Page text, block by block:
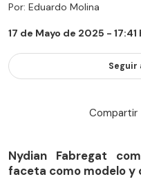
Por: Eduardo Molina
17 de Mayo de 2025 - 17:41
Seguir
Compartir
Nydian Fabregat
faceta como modelo y